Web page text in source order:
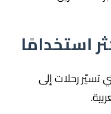
استخدامًا
تسيّر رحلات إلى